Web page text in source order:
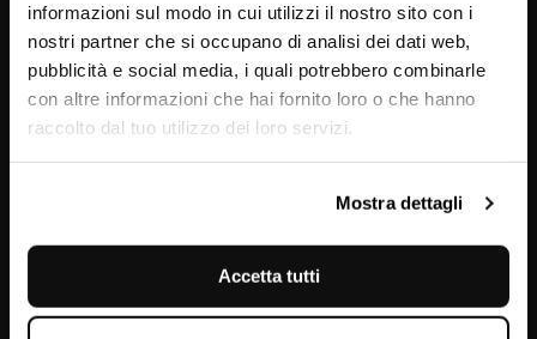
informazioni sul modo in cui utilizzi il nostro sito con i
nostri partner che si occupano di analisi dei dati web,
pubblicità e social media, i quali potrebbero combinarle
con altre informazioni che hai fornito loro o che hanno
raccolto dal tuo utilizzo dei loro servizi.
Mostra dettagli
Accetta tutti
Ceppo